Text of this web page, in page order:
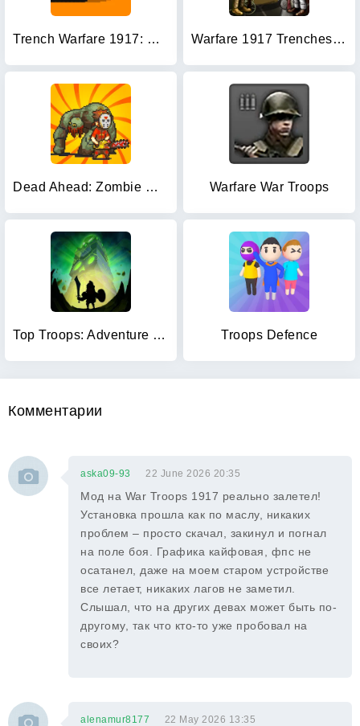
Trench Warfare 1917: WW1 RTS Warfare 1917 Trenches Troops
Dead Ahead: Zombie Warfare Warfare War Troops
Top Troops: Adventure RPG Troops Defence
Комментарии
aska09-93 22 June 2026 20:35
Мод на War Troops 1917 реально залетел!
Установка прошла как по маслу, никаких
проблем – просто скачал, закинул и погнал
на поле боя. Графика кайфовая, фпс не
осатанел, даже на моем старом устройстве
все летает, никаких лагов не заметил.
Слышал, что на других девах может быть по-
другому, так что кто-то уже пробовал на
своих?
alenamur8177 22 May 2026 13:35